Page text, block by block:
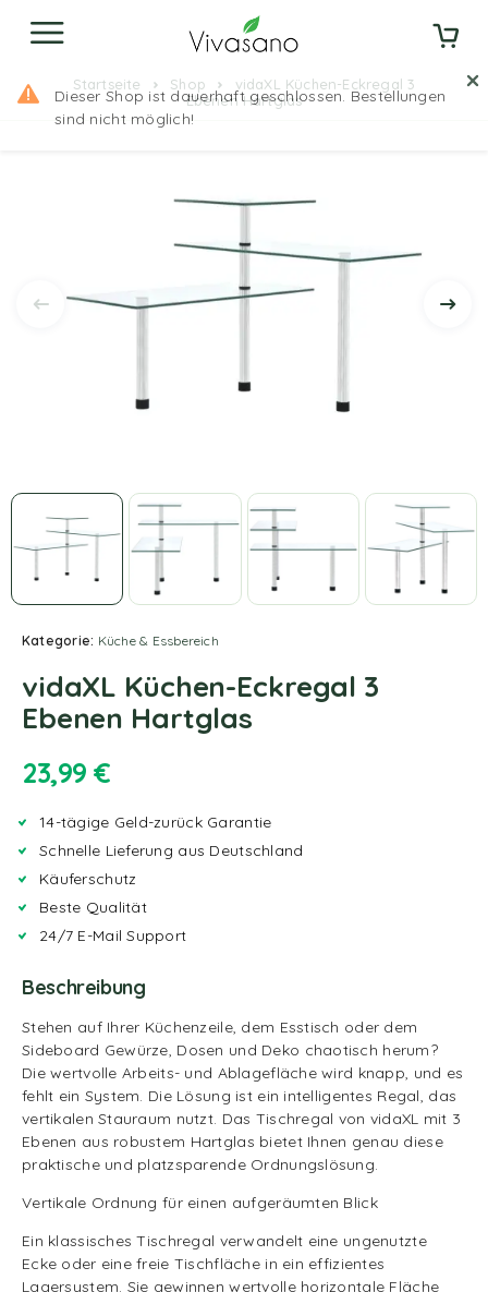
Startseite Shop
vidaXL Küchen-Eckregal 3
Ebenen Hartglas
Kategorie: Küche & Essbereich
vidaXL Küchen-Eckregal 3
Ebenen Hartglas
23,99 €
14-tägige Geld-zurück Garantie
Schnelle Lieferung aus Deutschland
Käuferschutz
Beste Qualität
24/7 E-Mail Support
Beschreibung
Stehen auf Ihrer Küchenzeile, dem Esstisch oder dem
Sideboard Gewürze, Dosen und Deko chaotisch herum?
Die wertvolle Arbeits- und Ablagefläche wird knapp, und es
fehlt ein System. Die Lösung ist ein intelligentes Regal, das
vertikalen Stauraum nutzt. Das Tischregal von vidaXL mit 3
Ebenen aus robustem Hartglas bietet Ihnen genau diese
praktische und platzsparende Ordnungslösung.
Vertikale Ordnung für einen aufgeräumten Blick
Ein klassisches Tischregal verwandelt eine ungenutzte
Ecke oder eine freie Tischfläche in ein effizientes
Lagersystem. Sie gewinnen wertvolle horizontale Fläche
Dieser Shop ist dauerhaft geschlossen. Bestellungen
sind nicht möglich!